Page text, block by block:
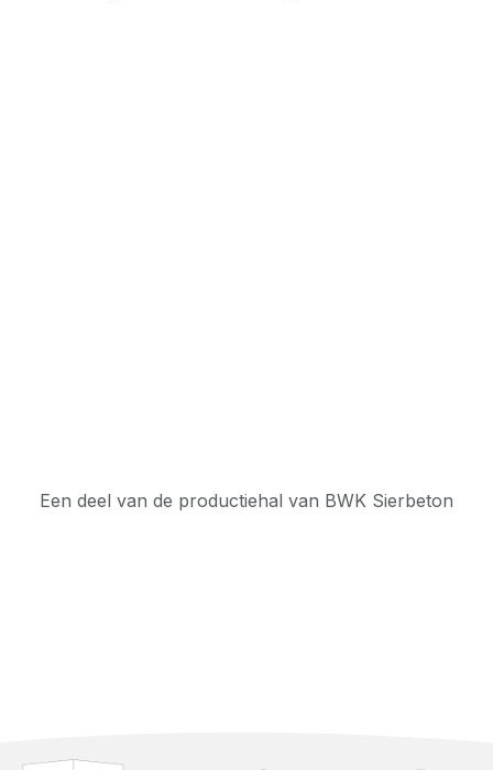
Een deel van de productiehal van BWK Sierbeton